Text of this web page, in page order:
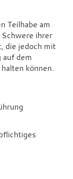
Teilhabe am
ihrer
die jedoch mit
dem
können.